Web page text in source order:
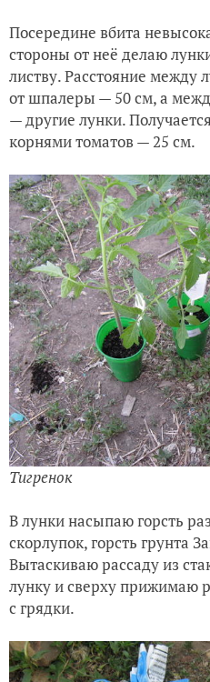
Посередине вбита
стороны от неё делаю
листву. Расстояние между
от шпалеры — 50 см, а
— другие лунки.
корнями томатов — 25 см.
Тигренок
В лунки насыпаю горсть
скорлупок, горсть грунта
Вытаскиваю рассаду из
лунку и сверху прижимаю
с грядки.